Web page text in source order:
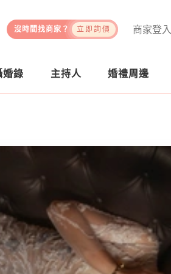
商家登入
沒時間找商家？ 立即詢價
婚錄 主持人 婚禮周邊